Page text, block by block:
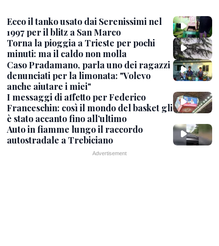
Ecco il tanko usato dai Serenissimi nel
1997 per il blitz a San Marco
Torna la pioggia a Trieste per pochi
minuti: ma il caldo non molla
Caso Pradamano, parla uno dei ragazzi
denunciati per la limonata: "Volevo
anche aiutare i miei"
I messaggi di affetto per Federico
Franceschin: così il mondo del basket gli
è stato accanto fino all’ultimo
Auto in fiamme lungo il raccordo
autostradale a Trebiciano